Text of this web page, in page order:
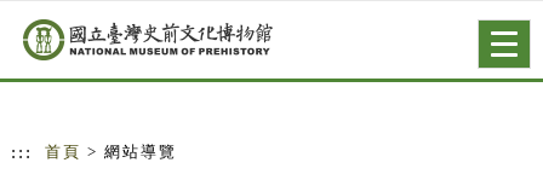
跳到主要內容
網站導覽
::: 首頁 > 網站導覽